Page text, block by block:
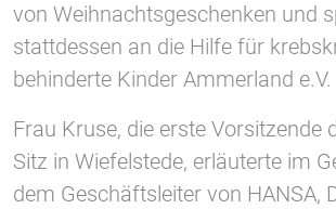
von Weihnachtsgeschenken und
stattdessen an die Hilfe für
behinderte Kinder Ammerland e.V.
Frau Kruse, die erste Vorsitzende
Sitz in Wiefelstede, erläuterte im
dem Geschäftsleiter von HANSA,
Google Tag Manager und Google
EXTERNE MEDIEN
Um Inhalte von Videoplattformen